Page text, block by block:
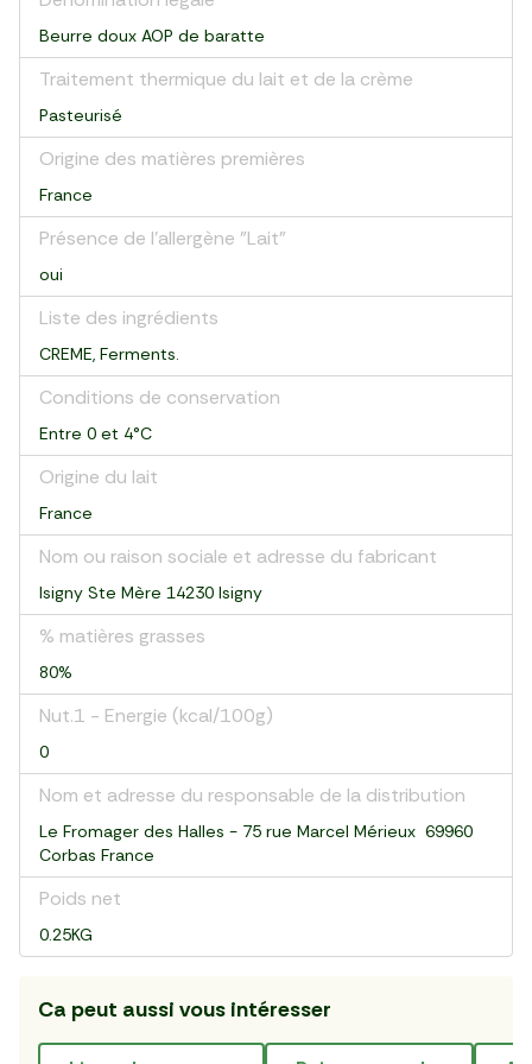
Beurre doux AOP de baratte
Traitement thermique du lait et de la crème
Pasteurisé
Origine des matières premières
France
Présence de l'allergène "Lait"
oui
Liste des ingrédients
CREME, Ferments.
Conditions de conservation
Entre 0 et 4°C
Origine du lait
France
Nom ou raison sociale et adresse du fabricant
Isigny Ste Mère 14230 Isigny
% matières grasses
80%
Nut.1 - Energie (kcal/100g)
0
Nom et adresse du responsable de la distribution
Le Fromager des Halles - 75 rue Marcel Mérieux 69960
Corbas France
Poids net
0.25KG
Ca peut aussi vous intéresser